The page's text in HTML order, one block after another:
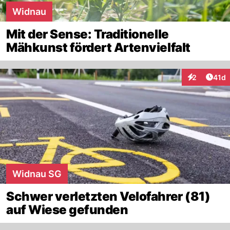
Widnau
Mit der Sense: Traditionelle
Mähkunst fördert Artenvielfalt
2
Interaktionen
41d
Widnau SG
Schwer verletzten Velofahrer (81)
auf Wiese gefunden